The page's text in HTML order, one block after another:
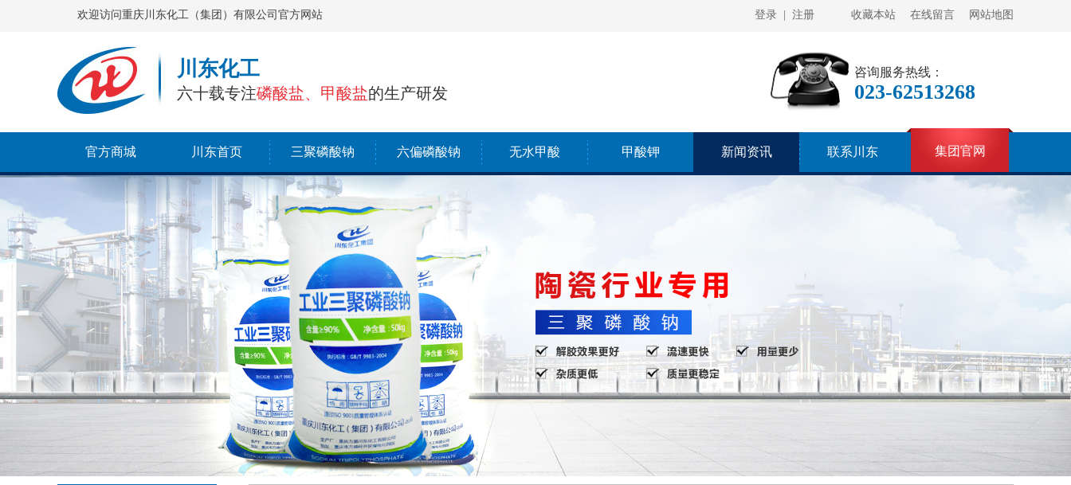
欢迎访问重庆川东化工（集团）有限公司官方网站 登录 注册 收藏本站 在线留言 网站地图
川东化工
六十载专注磷酸盐、甲酸盐的生产研发
咨询服务热线：
023-62513268
官方商城 川东首页 三聚磷酸钠 六偏磷酸钠 无水甲酸 甲酸钾 新闻资讯 联系川东 集团官网